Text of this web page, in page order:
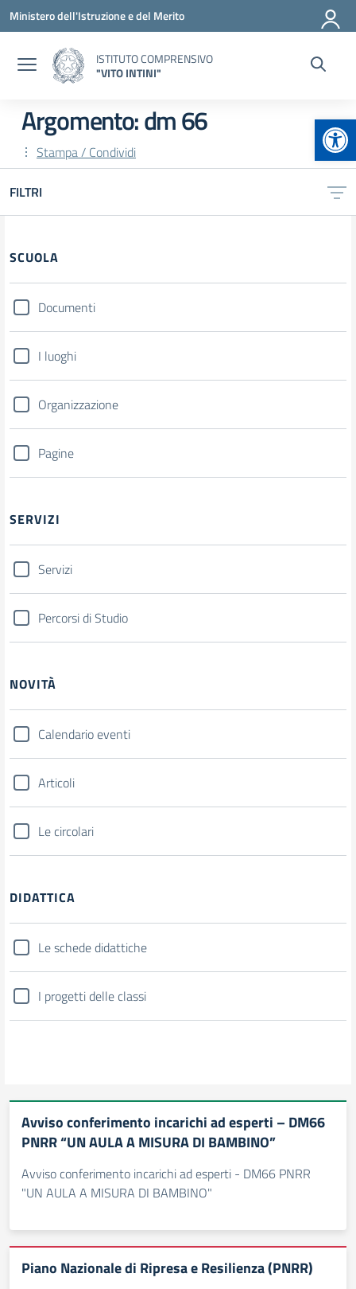
Vai ai contenuti
Vai al menu di navigazione
Vai al footer
Ministero dell'Istruzione e del Merito
ISTITUTO COMPRENSIVO
"VITO INTINI"
Argomento: dm 66
Stampa / Condividi
FILTRI
Filtri
SCUOLA
Documenti
I luoghi
Organizzazione
Pagine
SERVIZI
Servizi
Percorsi di Studio
NOVITÀ
Calendario eventi
Articoli
Le circolari
DIDATTICA
Le schede didattiche
I progetti delle classi
Avviso conferimento incarichi ad esperti – DM66
PNRR “UN AULA A MISURA DI BAMBINO”
Avviso conferimento incarichi ad esperti - DM66 PNRR
"UN AULA A MISURA DI BAMBINO"
Piano Nazionale di Ripresa e Resilienza (PNRR)